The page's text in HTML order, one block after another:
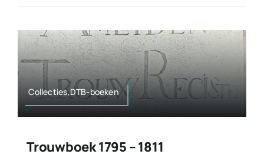
Collecties,DTB-boeken
Trouwboek 1795 – 1811